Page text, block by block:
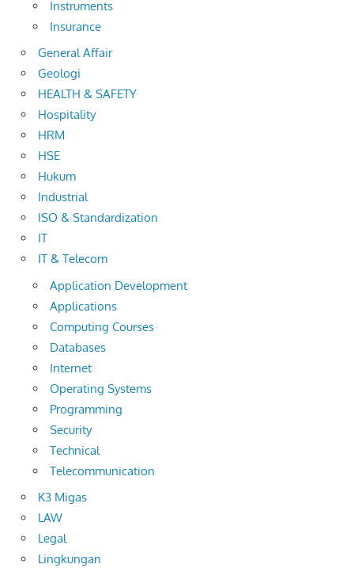
Instruments
Insurance
General Affair
Geologi
HEALTH & SAFETY
Hospitality
HRM
HSE
Hukum
Industrial
ISO & Standardization
IT
IT & Telecom
Application Development
Applications
Computing Courses
Databases
Internet
Operating Systems
Programming
Security
Technical
Telecommunication
K3 Migas
LAW
Legal
Lingkungan